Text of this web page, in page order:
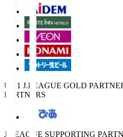
U-21 J.LEAGUE GOLD
PARTNERS
J.LEAGUE SUPPORTING